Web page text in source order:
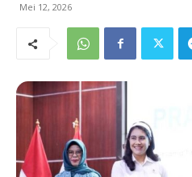
Mei 12, 2026